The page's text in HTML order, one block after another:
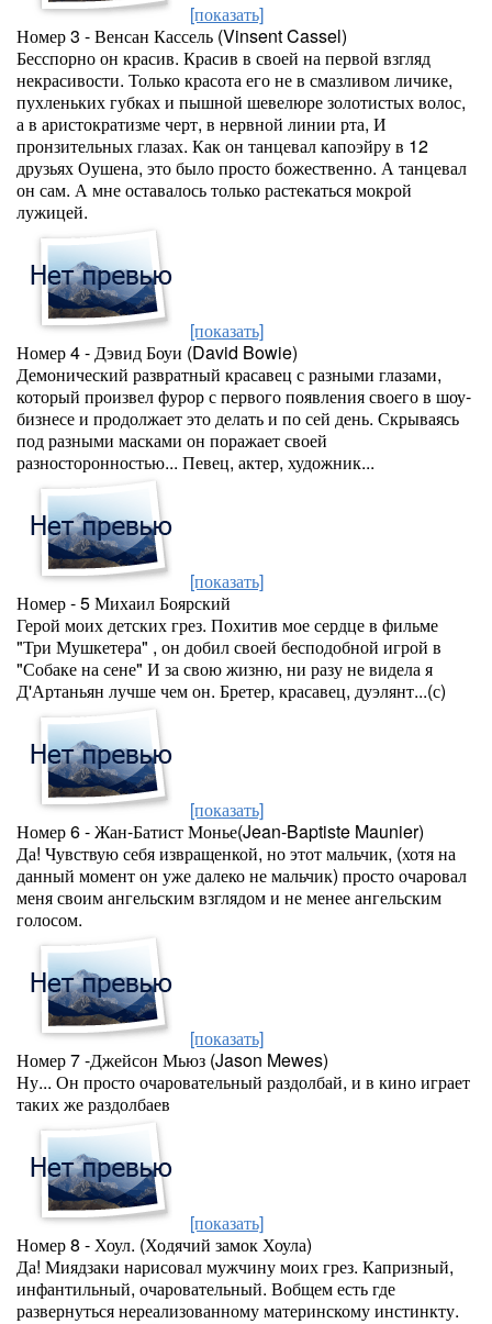
[показать]
Номер 3 - Венсан Кассель (Vinsent Cassel)
Бесспорно он красив. Красив в своей на первой взгляд
некрасивости. Только красота его не в смазливом личике,
пухленьких губках и пышной шевелюре золотистых волос,
а в аристократизме черт, в нервной линии рта, И
пронзительных глазах. Как он танцевал капоэйру в 12
друзьях Оушена, это было просто божественно. А танцевал
он сам. А мне оставалось только растекаться мокрой
лужицей.
[показать]
Номер 4 - Дэвид Боуи (David Bowie)
Демонический развратный красавец с разными глазами,
который произвел фурор с первого появления своего в шоу-
бизнесе и продолжает это делать и по сей день. Скрываясь
под разными масками он поражает своей
разносторонностью... Певец, актер, художник...
[показать]
Номер - 5 Михаил Боярский
Герой моих детских грез. Похитив мое сердце в фильме
"Три Мушкетера" , он добил своей бесподобной игрой в
"Собаке на сене" И за свою жизню, ни разу не видела я
Д'Артаньян лучше чем он. Бретер, красавец, дуэлянт...(с)
[показать]
Номер 6 - Жан-Батист Монье(Jean-Baptiste Maunier)
Да! Чувствую себя извращенкой, но этот мальчик, (хотя на
данный момент он уже далеко не мальчик) просто очаровал
меня своим ангельским взглядом и не менее ангельским
голосом.
[показать]
Номер 7 -Джейсон Мьюз (Jason Mewes)
Ну... Он просто очаровательный раздолбай, и в кино играет
таких же раздолбаев
[показать]
Номер 8 - Хоул. (Ходячий замок Хоула)
Да! Миядзаки нарисовал мужчину моих грез. Капризный,
инфантильный, очаровательный. Вобщем есть где
развернуться нереализованному материнскому инстинкту.